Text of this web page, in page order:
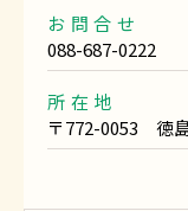
お問合せ
088-687-0222
所在地
〒772-0053 徳